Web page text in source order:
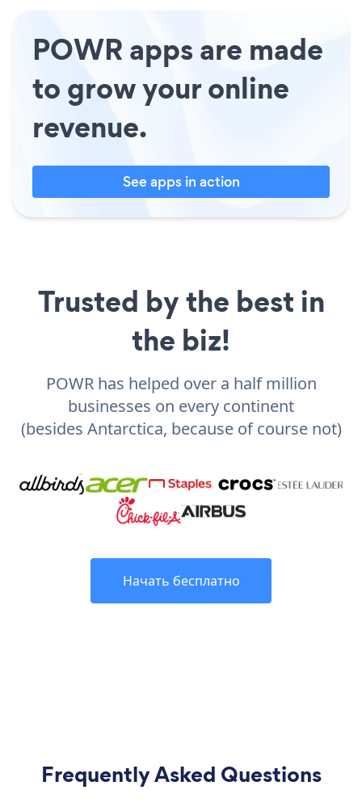
POWR apps are made
to grow your online
revenue.
See apps in action
Trusted by the best in
the biz!
POWR has helped over a half million
businesses on every continent
(besides Antarctica, because of course not)
Начать бесплатно
Frequently Asked Questions